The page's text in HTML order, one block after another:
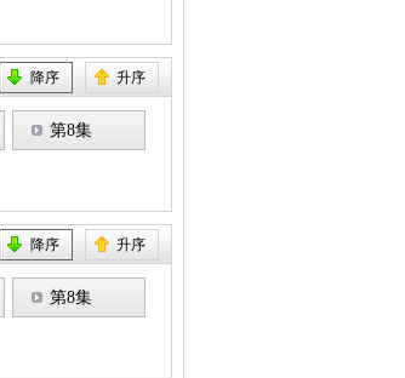
降序 升序
第8集
降序 升序
第8集